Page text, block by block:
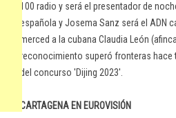
100 radio y será el presentador de
española y Josema Sanz será el ADN
merced a la cubana Claudia León
reconocimiento superó fronteras
del concurso 'Dijing 2023'.
CARTAGENA EN EUROVISIÓN